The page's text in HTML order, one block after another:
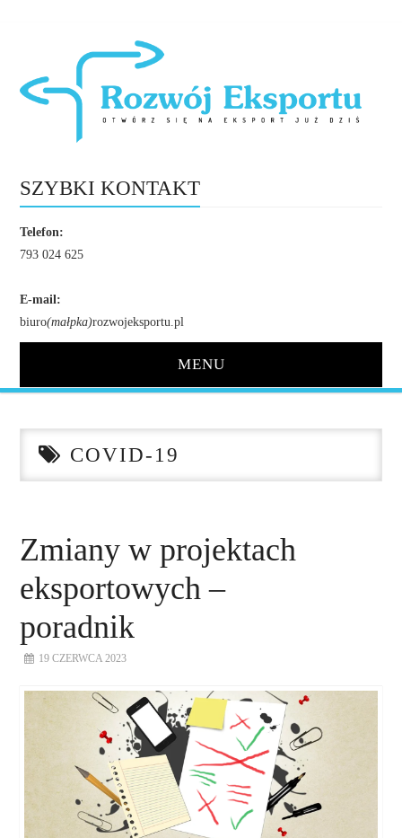
SZYBKI KONTAKT
Telefon:
793 024 625
E-mail:
biuro(małpka)rozwojeksportu.pl
MENU
O NAS
DORADZTWO
PROEXIO
COVID-19
Zmiany w projektach
eksportowych –
poradnik
19 CZERWCA 2023